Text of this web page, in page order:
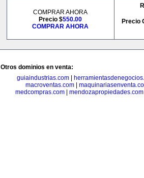
COMPRAR AHORA
Precio $550.00
COMPRAR AHORA
Precio
Otros dominios en venta:
guiaindustrias.com
macroventas.com
medcompras.com| mendozapropiedades.com